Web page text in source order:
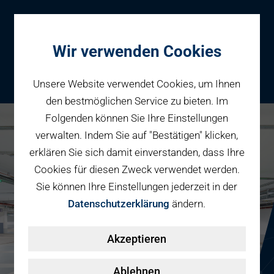
Parken
Reservieren
Fahrradparken
Geschäftspartner
Parkraumbewirtschaftung
Smart Mobility Hubs
Services
Karriere bei PBW
Wir verwenden Cookies
Unsere Website verwendet Cookies, um Ihnen
den bestmöglichen Service zu bieten. Im
Folgenden können Sie Ihre Einstellungen
verwalten. Indem Sie auf "Bestätigen" klicken,
erklären Sie sich damit einverstanden, dass Ihre
Cookies für diesen Zweck verwendet werden.
Sie können Ihre Einstellungen jederzeit in der
Datenschutzerklärung ändern.
Akzeptieren
Ablehnen